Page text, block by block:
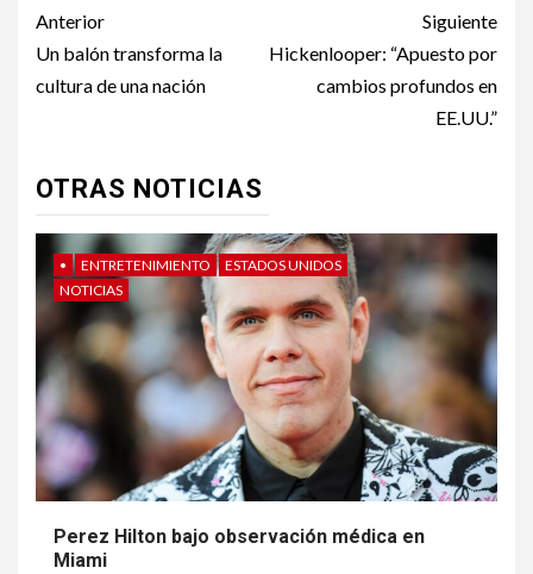
Post
navigation
Anterior
Un balón transforma la
cultura de una nación
Siguiente
Hickenlooper: “Apuesto por
cambios profundos en
EE.UU.”
OTRAS NOTICIAS
• ENTRETENIMIENTO
ESTADOS UNIDOS
NOTICIAS
Perez Hilton bajo observación médica en
Miami